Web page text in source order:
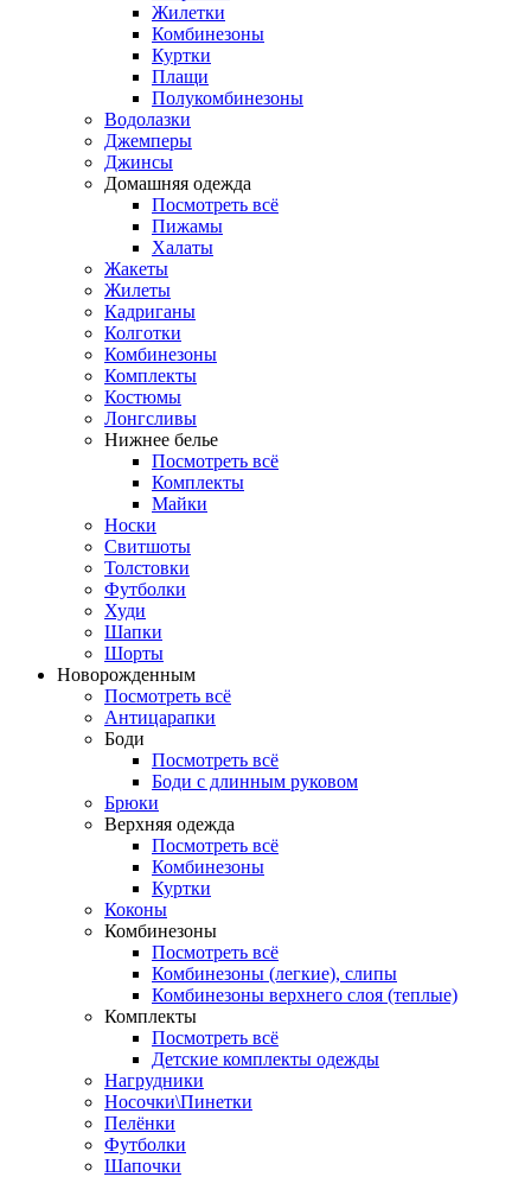
Жилетки
Комбинезоны
Куртки
Плащи
Полукомбинезоны
Водолазки
Джемперы
Джинсы
Домашняя одежда
Посмотреть всё
Пижамы
Халаты
Жакеты
Жилеты
Кадриганы
Колготки
Комбинезоны
Комплекты
Костюмы
Лонгсливы
Нижнее белье
Посмотреть всё
Комплекты
Майки
Носки
Свитшоты
Толстовки
Футболки
Худи
Шапки
Шорты
Новорожденным
Посмотреть всё
Антицарапки
Боди
Посмотреть всё
Боди с длинным руковом
Брюки
Верхняя одежда
Посмотреть всё
Комбинезоны
Куртки
Коконы
Комбинезоны
Посмотреть всё
Комбинезоны (легкие), слипы
Комбинезоны верхнего слоя (теплые)
Комплекты
Посмотреть всё
Детские комплекты одежды
Нагрудники
Носочки\Пинетки
Пелёнки
Футболки
Шапочки